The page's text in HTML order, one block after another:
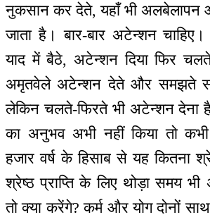
नुकसान कर देते, यहाँ भी अलबेलापन
जाता है। बार-बार अटेन्शन
याद में बैठे, अटेन्शन दिया फिर
अमृतवेले अटेन्शन देते और समझते
लेकिन चलते-फिरते भी अटेन्शन देना
का अनुभव अभी नहीं किया तो
हजार वर्ष के हिसाब से यह कितना
श्रेष्ठ प्राप्ति के लिए थोड़ा समय
तो क्या करेंगे? कर्म और योग दोनों साथ